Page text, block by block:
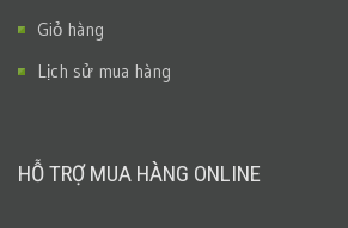
Giỏ hàng
Lịch sử mua hàng
HỖ TRỢ MUA HÀNG ONLINE